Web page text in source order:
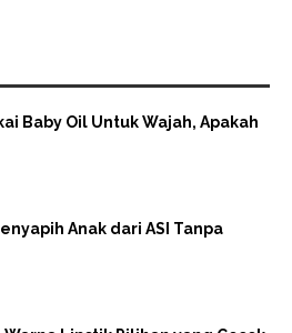
Baby Oil Untuk Wajah, Apakah
Anak dari ASI Tanpa